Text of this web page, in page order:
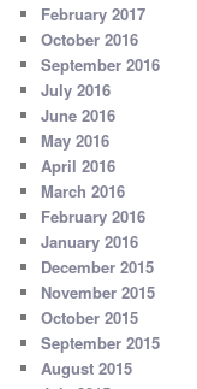
February 2017
October 2016
September 2016
July 2016
June 2016
May 2016
April 2016
March 2016
February 2016
January 2016
December 2015
November 2015
October 2015
September 2015
August 2015